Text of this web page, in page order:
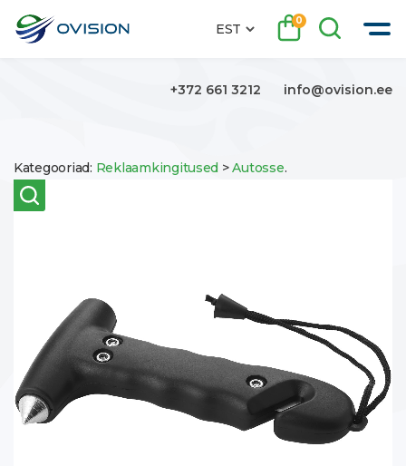
EST
0
+372 661 3212 info@ovision.ee
Kategooriad: Reklaamkingitused >Autosse.